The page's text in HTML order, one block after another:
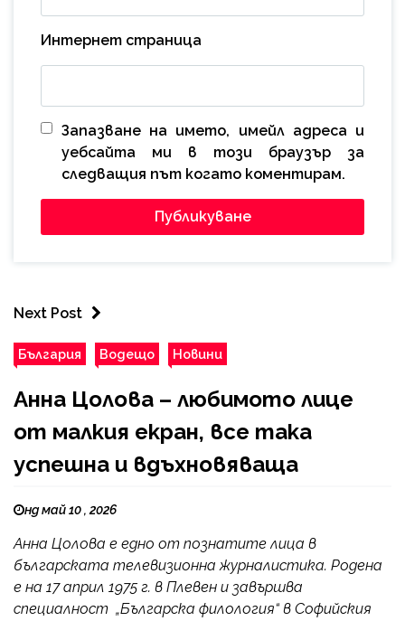
Интернет страница
Запазване на името, имейл адреса и
уебсайта ми в този браузър за
следващия път когато коментирам.
Next Post
България Водещо Новини
Анна Цолова – любимото лице
от малкия екран, все така
успешна и вдъхновяваща
нд май 10 , 2026
Анна Цолова е едно от познатите лица в
българската телевизионна журналистика. Родена
е на 17 април 1975 г. в Плевен и завършва
специалност „Българска филология“ в Софийския